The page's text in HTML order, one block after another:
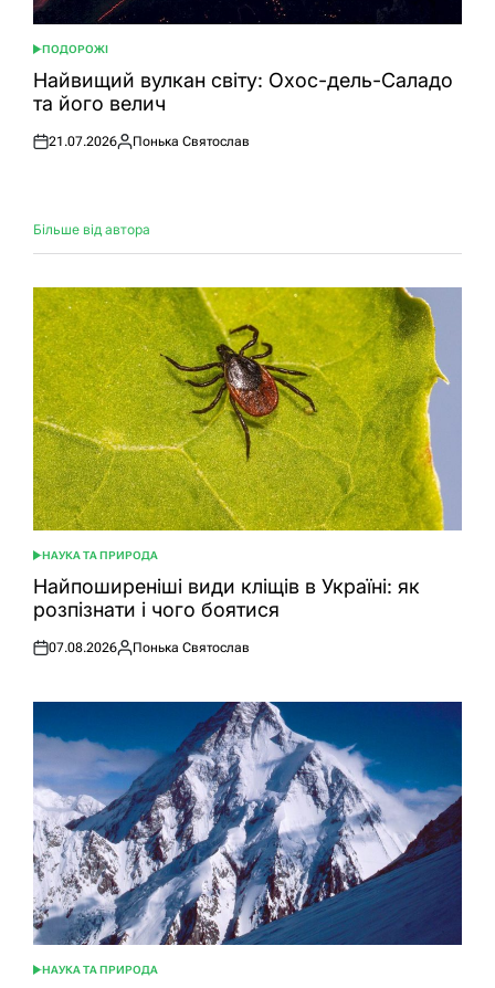
ОПУБЛІКУВАТИ
У
ПОДОРОЖІ
Найвищий вулкан світу: Охос-дель-Саладо
та його велич
Оприлюднено
21.07.2026
Опубліковано
Понька Святослав
Більше від автора
ОПУБЛІКУВАТИ
У
НАУКА ТА ПРИРОДА
Найпоширеніші види кліщів в Україні: як
розпізнати і чого боятися
Оприлюднено
07.08.2026
Опубліковано
Понька Святослав
ОПУБЛІКУВАТИ
НАУКА ТА ПРИРОДА